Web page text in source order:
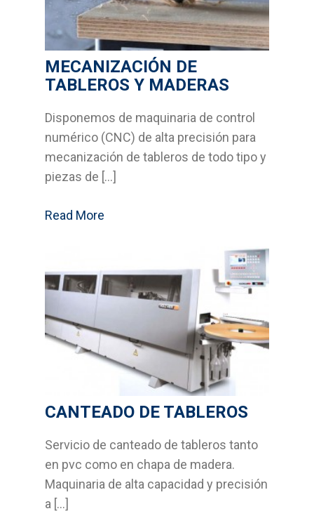
MECANIZACIÓN DE
TABLEROS Y MADERAS
Disponemos de maquinaria de control
numérico (CNC) de alta precisión para
mecanización de tableros de todo tipo y
piezas de […]
Read More
CANTEADO DE TABLEROS
Servicio de canteado de tableros tanto
en pvc como en chapa de madera.
Maquinaria de alta capacidad y precisión
a […]